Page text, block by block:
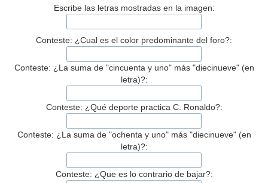
Escribe las letras mostradas en la imagen:
Conteste: ¿Cual es el color predominante del foro?:
Conteste: ¿La suma de "cincuenta y uno" más "diecinueve" (en
letra)?:
Conteste: ¿Qué deporte practica C. Ronaldo?:
Conteste: ¿La suma de "ochenta y uno" más "diecinueve" (en
letra)?:
Conteste: ¿Que es lo contrario de bajar?: